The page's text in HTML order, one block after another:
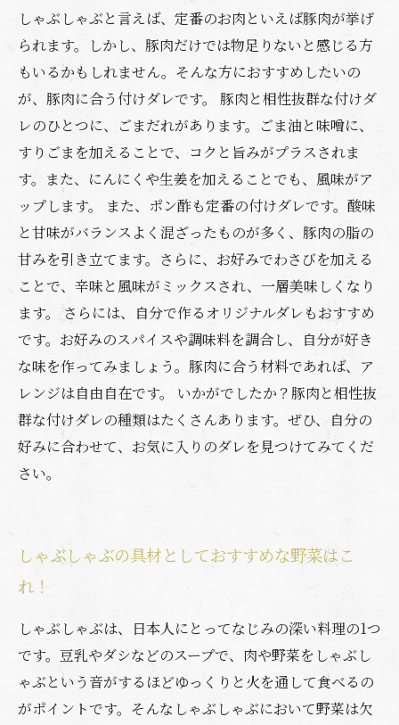
しゃぶしゃぶと言えば、定番のお肉といえば豚肉が挙げ
られます。しかし、豚肉だけでは物足りないと感じる方
もいるかもしれません。そんな方におすすめしたいの
が、豚肉に合う付けダレです。 豚肉と相性抜群な付けダ
レのひとつに、ごまだれがあります。ごま油と味噌に、
すりごまを加えることで、コクと旨みがプラスされま
す。また、にんにくや生姜を加えることでも、風味がア
ップします。 また、ポン酢も定番の付けダレです。酸味
と甘味がバランスよく混ざったものが多く、豚肉の脂の
甘みを引き立てます。さらに、お好みでわさびを加える
ことで、辛味と風味がミックスされ、一層美味しくなり
ます。 さらには、自分で作るオリジナルダレもおすすめ
です。お好みのスパイスや調味料を調合し、自分が好き
な味を作ってみましょう。豚肉に合う材料であれば、ア
レンジは自由自在です。 いかがでしたか？豚肉と相性抜
群な付けダレの種類はたくさんあります。ぜひ、自分の
好みに合わせて、お気に入りのダレを見つけてみてくだ
さい。
しゃぶしゃぶの具材としておすすめな野菜はこ
れ！
しゃぶしゃぶは、日本人にとってなじみの深い料理の1つ
です。豆乳やダシなどのスープで、肉や野菜をしゃぶし
ゃぶという音がするほどゆっくりと火を通して食べるの
がポイントです。そんなしゃぶしゃぶにおいて野菜は欠